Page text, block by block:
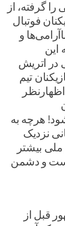
گرفته،‌ از
فوتبال
و
این
در اتریش
تیم
هرچه به
نزدیک
ملی بیشتر
و دشمن
قبل از